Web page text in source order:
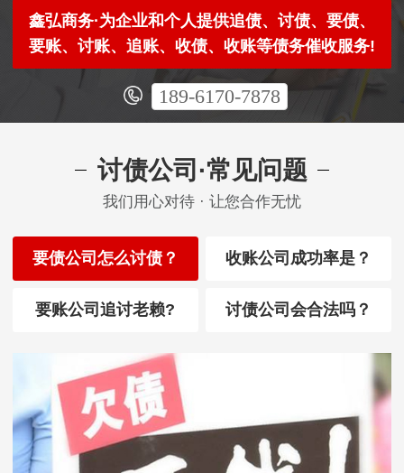
鑫弘商务·为企业和个人提供追债、讨债、要债、
要账、讨账、追账、收债、收账等债务催收服务!
189-6170-7878
讨债公司·常见问题
我们用心对待 · 让您合作无忧
要债公司怎么讨债？ 收账公司成功率是？
要账公司追讨老赖? 讨债公司会合法吗？